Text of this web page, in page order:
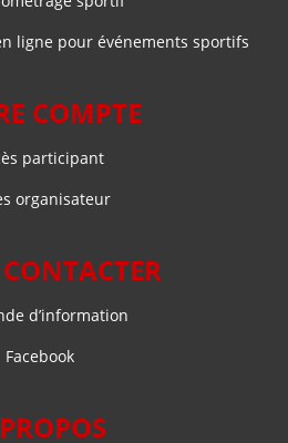
ligne pour événements sportifs
COMPTE
participant
organisateur
d’information
Facebook